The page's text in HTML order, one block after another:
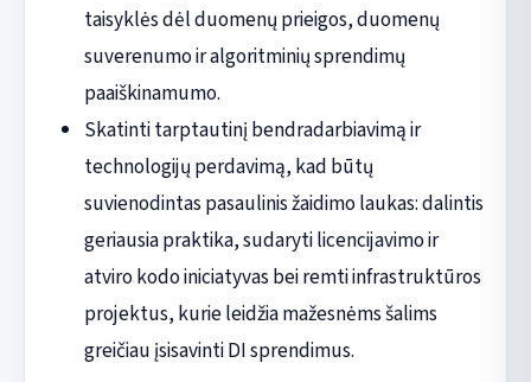
taisyklės dėl duomenų prieigos, duomenų
suverenumo ir algoritminių sprendimų
paaiškinamumo.
Skatinti tarptautinį bendradarbiavimą ir
technologijų perdavimą, kad būtų
suvienodintas pasaulinis žaidimo laukas: dalintis
geriausia praktika, sudaryti licencijavimo ir
atviro kodo iniciatyvas bei remti infrastruktūros
projektus, kurie leidžia mažesnėms šalims
greičiau įsisavinti DI sprendimus.